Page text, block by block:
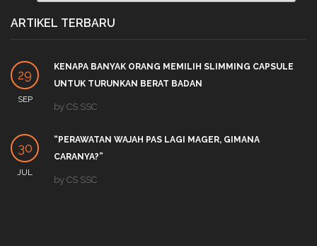
ARTIKEL TERBARU
29
SEP
KENAPA BANYAK ORANG MEMILIH SLIMMING CAPSULE
UNTUK TURUNKAN BERAT BADAN
by CS SSC
30
JUL
“PERAWATAN WAJAH PAS LAGI MAGER, GIMANA
CARANYA?”
by CS SSC